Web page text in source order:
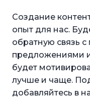
Создание
опыт для нас.
обратную связь
предложениями
будет
лучше и чаще.
добавляйтесь в